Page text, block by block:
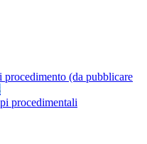
procedimento (da pubblicare
procedimentali